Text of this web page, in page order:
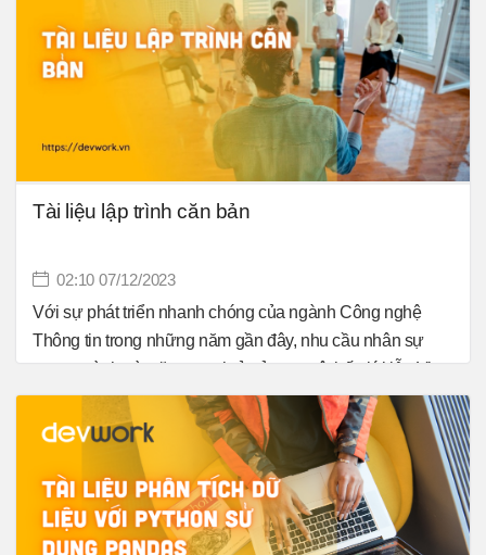
kiểm thử có tính chất hệ thống, những kỹ sư phần mềm
có thể kiểm định một cách hoàn chỉnh và cũng bằng cách
đó quá trình kiểm thử có thể phát hiện và chỉnh sửa phần
lớn các lỗi trước khi quá trình kiểm thử mới của khách
Tài liệu lập trình căn bản
02:10 07/12/2023
Với sự phát triển nhanh chóng của ngành Công nghệ
Thông tin trong những năm gần đây, nhu cầu nhân sự
trong ngành này tăng mạnh ở cả quy mô thế giới lẫn Việt
Nam. Học lập trình không còn là một lựa chọn xa lạ với
nhiều thanh niên Việt Nam nữa. Cùng Devwork tìm hiểu
về lập trình căn bản nha.